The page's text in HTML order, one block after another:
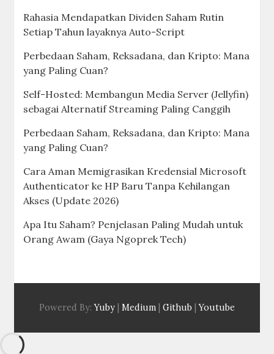
Rahasia Mendapatkan Dividen Saham Rutin
Setiap Tahun layaknya Auto-Script
Perbedaan Saham, Reksadana, dan Kripto: Mana
yang Paling Cuan?
Self-Hosted: Membangun Media Server (Jellyfin)
sebagai Alternatif Streaming Paling Canggih
Perbedaan Saham, Reksadana, dan Kripto: Mana
yang Paling Cuan?
Cara Aman Memigrasikan Kredensial Microsoft
Authenticator ke HP Baru Tanpa Kehilangan
Akses (Update 2026)
Apa Itu Saham? Penjelasan Paling Mudah untuk
Orang Awam (Gaya Ngoprek Tech)
Powered By:Yuby Medium Github |Youtube